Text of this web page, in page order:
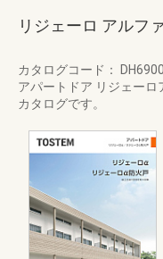
リジェーロ アルファ
カタログコード： DH6900
アパートドア リジェー
カタログです。